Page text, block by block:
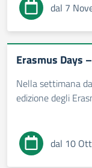
dal 7
Erasmus Days
Nella settimana
edizione degli
dal 10